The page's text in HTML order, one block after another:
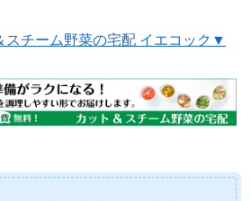
チーム野菜の宅配 イエコック▼